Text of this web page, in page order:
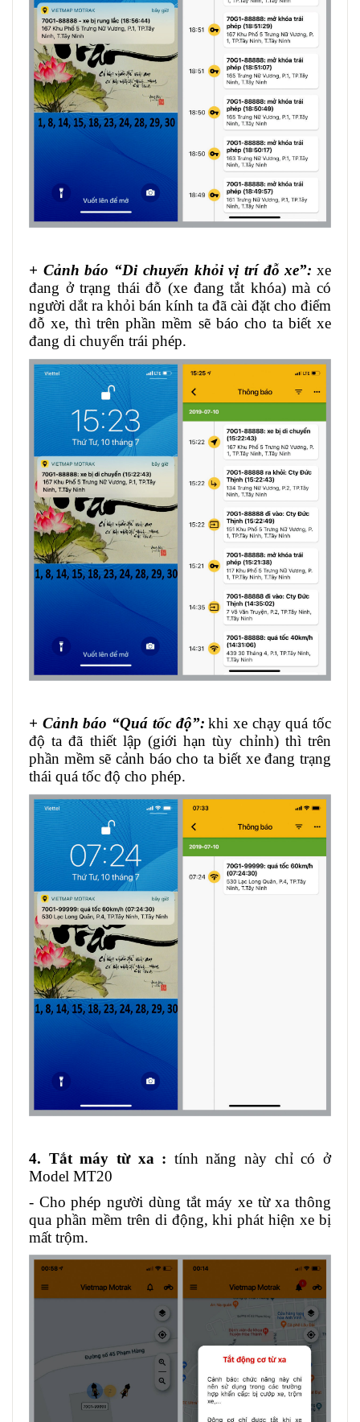
+ Cảnh báo “Di chuyển khỏi vị trí đỗ xe”: xe
đang ở trạng thái đỗ (xe đang tắt khóa) mà có
người dắt ra khỏi bán kính ta đã cài đặt cho điểm
đỗ xe, thì trên phần mềm sẽ báo cho ta biết xe
đang di chuyển trái phép.
+ Cảnh báo “Quá tốc độ”: khi xe chạy quá tốc
độ ta đã thiết lập (giới hạn tùy chỉnh) thì trên
phần mềm sẽ cảnh báo cho ta biết xe đang trạng
thái quá tốc độ cho phép.
4. Tắt máy từ xa : tính năng này chỉ có ở
Model MT20
- Cho phép người dùng tắt máy xe từ xa thông
qua phần mềm trên di động, khi phát hiện xe bị
mất trộm.